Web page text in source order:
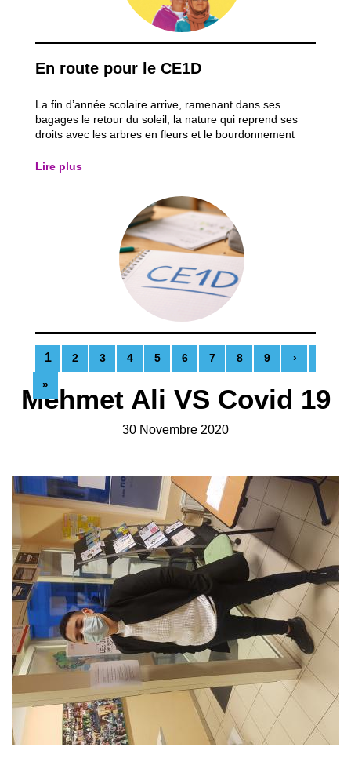
Mehmet Ali VS Covid 19
30 Novembre 2020
En route pour le CE1D
La fin d’année scolaire arrive, ramenant dans ses
bagages le retour du soleil, la nature qui reprend ses
droits avec les arbres en fleurs et le bourdonnement
qui donne un avant-goût de vacances… mais qui, pour
Lire plus
1 2 3 4 5 6 7 8 9 ›
»